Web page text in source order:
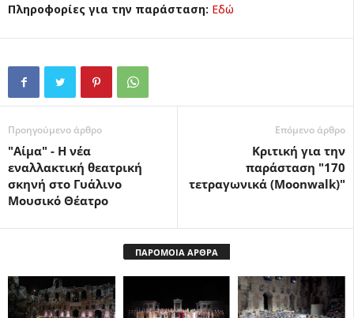
Πληροφορίες για την παράσταση: Εδώ
Προηγούμενο άρθρο
"Αίμα" - Η νέα
εναλλακτική θεατρική
σκηνή στο Γυάλινο
Μουσικό Θέατρο
Επόμενο άρθρο
Κριτική για την
παράσταση "170
τετραγωνικά (Moonwalk)"
ΠΑΡΟΜΟΙΑ ΑΡΘΡΑ